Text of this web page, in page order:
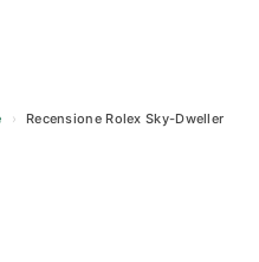
›
Recensione Rolex Sky-Dweller